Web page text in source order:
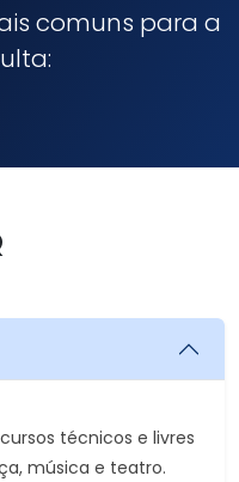
comuns para a
técnicos e livres
música e teatro.